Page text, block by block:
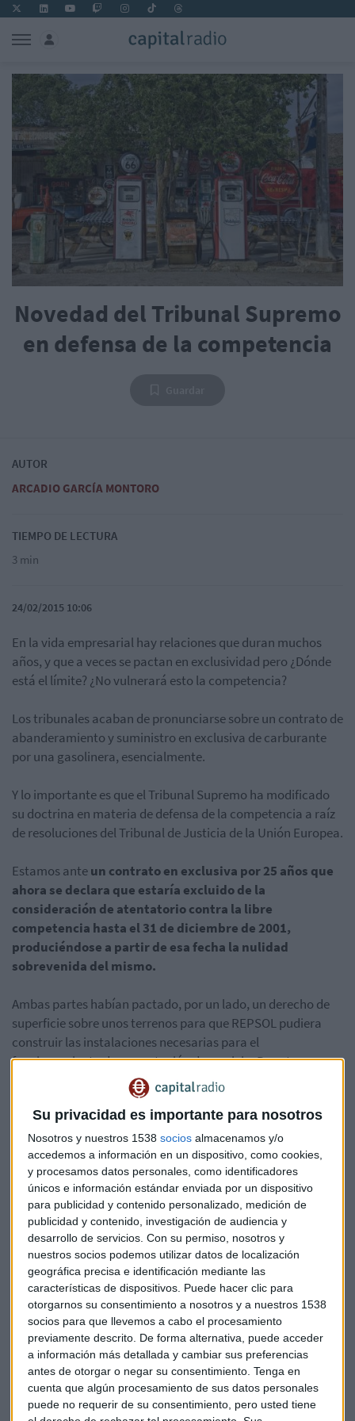
Su privacidad es importante para nosotros
Nosotros y nuestros 1538 socios almacenamos y/o
accedemos a información en un dispositivo, como cookies,
y procesamos datos personales, como identificadores
únicos e información estándar enviada por un dispositivo
para publicidad y contenido personalizado, medición de
publicidad y contenido, investigación de audiencia y
desarrollo de servicios. Con su permiso, nosotros y
nuestros socios podemos utilizar datos de localización
geográfica precisa e identificación mediante las
características de dispositivos. Puede hacer clic para
otorgarnos su consentimiento a nosotros y a nuestros 1538
socios para que llevemos a cabo el procesamiento
previamente descrito. De forma alternativa, puede acceder
a información más detallada y cambiar sus preferencias
antes de otorgar o negar su consentimiento. Tenga en
cuenta que algún procesamiento de sus datos personales
puede no requerir de su consentimiento, pero usted tiene
Novedad del Tribunal Supremo
en defensa de la competencia
AUTOR
ARCADIO GARCÍA MONTORO
TIEMPO DE LECTURA
3 min
24/02/2015 10:06
En la vida empresarial hay relaciones que duran muchos
años, y que a veces se pactan en exclusividad pero ¿Dónde
está el límite? ¿No vulnerará esto la competencia?
Los tribunales acaban de pronunciarse sobre un contrato de
abanderamiento y suministro en exclusiva de carburante
por una gasolinera, esencialmente.
Y lo importante es que el Tribunal Supremo ha modificado
su doctrina en materia de defensa de la competencia a raíz
de resoluciones del Tribunal de Justicia de la Unión Europea.
Estamos anteun contrato en exclusiva por 25 años que
ahora se declara que estaría excluido de la
consideración de atentatorio contra la libre
competencia hasta el 31 de diciembre de 2001,
produciéndose a partir de esa fecha la nulidad
sobrevenida del mismo.
Ambas partes habían pactado, por un lado, un derecho de
superficie sobre unos terrenos para que REPSOL pudiera
construir las instalaciones necesarias para el
funcionamiento de una estación de servicio. Por otro, un
contrato de comisión en exclusiva para la venta de
combustibles y carburantes y arrendamiento de la estación
de servicio.
El Tribunal Supremo fundamenta su sentencia en dos
resoluciones del Tribunal de Justicia de la Unión Europea:
Los casos Bright Service y Pedro IV Servicios. Al final decide
que el pacto de exclusividad estuvo excluido del ámbito de
aplicación del artículo 81,1 TCE (actual 101.1 TFUE) hasta el
31 de diciembre de 2001, de forma que a partir del 1 de enero
de 2002, el acuerdo era nulo de pleno derecho.
Además afirma quetanto el contrato de superficie como
el de arrendamiento se verán afectados porque
respondían a una finalidad común, existiendo un
equilibrio de prestaciones que se rompe al declararse
nula la cláusula de suministro en exclusiva a los pocos
años de firmarse el contrato, sin que haya habido